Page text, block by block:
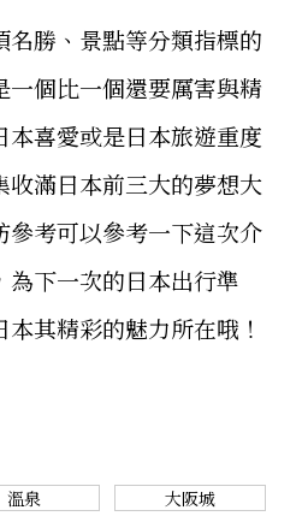
勝、景點等分類指標的
個比一個還要厲害與精
喜愛或是日本旅遊重度
滿日本前三大的夢想大
參考可以參考一下這次介
下一次的日本出行準
其精彩的魅力所在哦！
溫泉
大阪城